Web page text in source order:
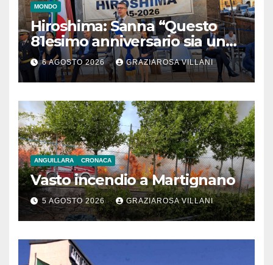
MONDO
Hiroshima: Sanna “Questo
81esimo anniversario sia un
monito per tutti”
6 AGOSTO 2026 GRAZIAROSA VILLANI
ANGUILLARA CRONACA
Vasto incendio a Martignano
5 AGOSTO 2026 GRAZIAROSA VILLANI